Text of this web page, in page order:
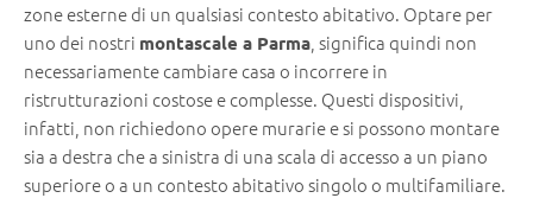
zone esterne di un qualsiasi contesto abitativo. Optare per
uno dei nostri montascale a Parma , significa quindi non
necessariamente cambiare casa o incorrere in
ristrutturazioni costose e complesse. Questi dispositivi,
infatti, non richiedono opere murarie e si possono montare
sia a destra che a sinistra di una scala di accesso a un piano
superiore o a un contesto abitativo singolo o multifamiliare.